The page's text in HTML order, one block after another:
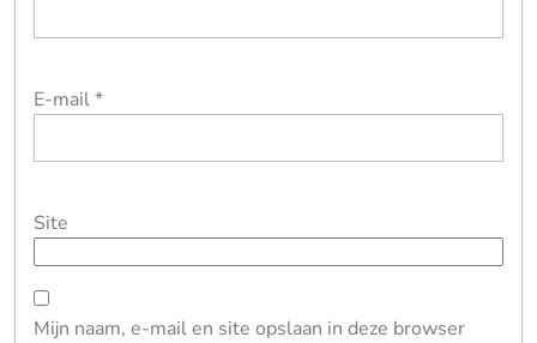
E-mail*
Site
Mijn naam, e-mail en site opslaan in deze browser